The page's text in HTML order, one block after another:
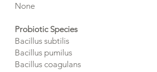
None
Probiotic Species
Bacillus subtilis
Bacillus pumilus
Bacillus coagulans